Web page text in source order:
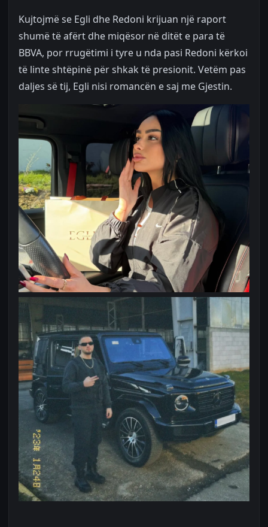
Kujtojmë se Egli dhe Redoni krijuan një raport
shumë të afërt dhe miqësor në ditët e para të
BBVA, por rrugëtimi i tyre u nda pasi Redoni kërkoi
të linte shtëpinë për shkak të presionit. Vetëm pas
daljes së tij, Egli nisi romancën e saj me Gjestin.